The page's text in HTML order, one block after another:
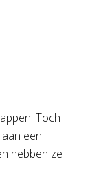
Toch
een
hebben ze